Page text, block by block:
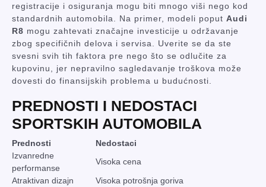
registracije i osiguranja mogu biti mnogo viši nego kod
standardnih automobila. Na primer, modeli poput Audi
R8 mogu zahtevati značajne investicije u održavanje
zbog specifičnih delova i servisa. Uverite se da ste
svesni svih tih faktora pre nego što se odlučite za
kupovinu, jer nepravilno sagledavanje troškova može
dovesti do finansijskih problema u budućnosti.
PREDNOSTI I NEDOSTACI
SPORTSKIH AUTOMOBILA
Prednosti
Nedostaci
Izvanredne
performanse
Visoka cena
Atraktivan dizajn
Visoka potrošnja goriva